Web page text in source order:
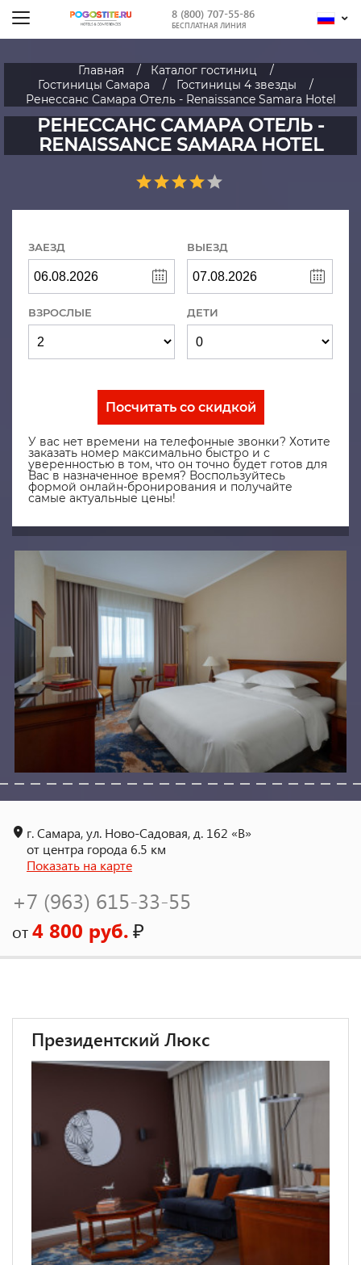
8 (800) 707-55-86
БЕСПЛАТНАЯ ЛИНИЯ
Главная
Каталог гостиниц
Гостиницы Самара
Гостиницы 4 звезды
Ренессанс Самара Отель - Renaissance Samara Hotel
РЕНЕССАНС САМАРА ОТЕЛЬ -
RENAISSANCE SAMARA HOTEL
ЗАЕЗД ВЫЕЗД
ВЗРОСЛЫЕ ДЕТИ
Посчитать со скидкой
У вас нет времени на телефонные звонки? Хотите
заказать номер максимально быстро и с
уверенностью в том, что он точно будет готов для
Вас в назначенное время? Воспользуйтесь
формой онлайн-бронирования и получайте
самые актуальные цены!
г. Самара, ул. Ново-Садовая, д. 162 «В»
от центра города 6.5 км
Показать на карте
+7 (963) 615-33-55
от4 800 руб.₽
Президентский Люкс